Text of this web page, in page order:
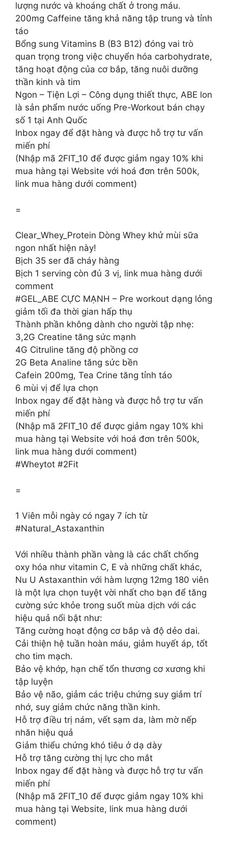
lượng nước và khoáng chất ở trong máu.
200mg Caffeine tăng khả năng tập trung và tỉnh
táo
Bổng sung Vitamins B (B3 B12) đóng vai trò
quan trọng trong việc chuyển hóa carbohydrate,
tăng hoạt động của cơ bắp, tăng nuôi dưỡng
thần kinh và tim
Ngon – Tiện Lợi – Công dụng thiết thực, ABE lon
là sản phẩm nước uống Pre-Workout bán chạy
số 1 tại Anh Quốc
Inbox ngay để đặt hàng và được hỗ trợ tư vấn
miến phí
(Nhập mã 2FIT_10 để được giảm ngay 10% khi
mua hàng tại Website với hoá đơn trên 500k,
link mua hàng dưới comment)
=
Clear_Whey_Protein Dòng Whey khử mùi sữa
ngon nhất hiện này!
Bịch 35 ser đã cháy hàng
Bịch 1 serving còn đủ 3 vị, link mua hàng dưới
comment
#GEL_ABE CỰC MẠNH – Pre workout dạng lỏng
giảm tối đa thời gian hấp thụ
Thành phần không dành cho người tập nhẹ:
3,2G Creatine tăng sức mạnh
4G Citruline tăng độ phồng cơ
2G Beta Analine tăng sức bền
Cafein 200mg, Tea Crine tăng tỉnh táo
6 mùi vị để lựa chọn
Inbox ngay để đặt hàng và được hỗ trợ tư vấn
miến phí
(Nhập mã 2FIT_10 để được giảm ngay 10% khi
mua hàng tại Website với hoá đơn trên 500k,
link mua hàng dưới comment)
#Wheytot #2Fit
=
1 Viên mỗi ngày có ngay 7 ích từ
#Natural_Astaxanthin
Với nhiều thành phần vàng là các chất chống
oxy hóa như vitamin C, E và những chất khác,
Nu U Astaxanthin với hàm lượng 12mg 180 viên
là một lựa chọn tuyệt vời nhất cho bạn để tăng
cường sức khỏe trong suốt mùa dịch với các
hiệu quả nổi bật như:
Tăng cường hoạt động cơ bắp và độ dẻo dai.
Cải thiện hệ tuần hoàn máu, giảm huyết áp, tốt
cho tim mạch.
Bảo vệ khớp, hạn chế tổn thương cơ xương khi
tập luyện
Bảo vệ não, giảm các triệu chứng suy giảm trí
nhớ, suy giảm chức năng thần kinh.
Hỗ trợ điều trị nám, vết sạm da, làm mờ nếp
nhăn hiệu quả
Giảm thiểu chứng khó tiêu ở dạ dày
Hỗ trợ tăng cường thị lực cho mắt
Inbox ngay để đặt hàng và được hỗ trợ tư vấn
miến phí
(Nhập mã 2FIT_10 để được giảm ngay 10% khi
mua hàng tại Website, link mua hàng dưới
comment)